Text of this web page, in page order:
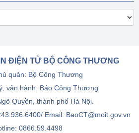
ĐIỆN TỬ BỘ CÔNG THƯƠNG
quản: Bộ Công Thương
vận hành: Báo Công Thương
Quyền, thành phố Hà Nội.
Email: BaoCT@moit.gov.vn
0866.59.4498